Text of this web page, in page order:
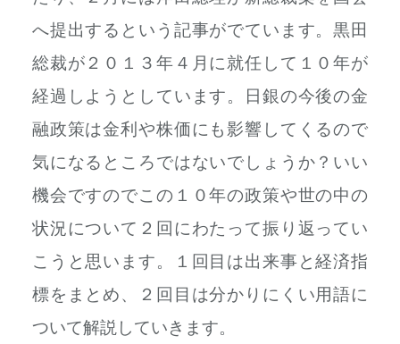
へ提出するという記事がでています。黒田
総裁が２０１３年４月に就任して１０年が
経過しようとしています。日銀の今後の金
融政策は金利や株価にも影響してくるので
気になるところではないでしょうか？ いい
機会ですのでこの１０年の政策や世の中の
状況について２回にわたって振り返ってい
こうと思います。１回目は出来事と経済指
標をまとめ、２回目は分かりにくい用語に
ついて解説していきます。